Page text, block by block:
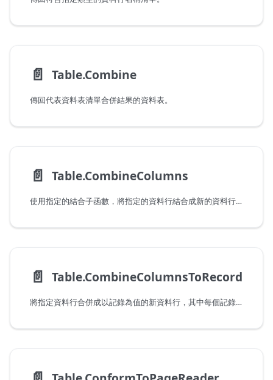
📄️ Table.Combine
傳回代表資料表清單合併結果的資料表。
📄️ Table.CombineColumns
使用指定的結合子函數，將指定的資料行結合成新的資料行。
📄️ Table.CombineColumnsToRecord
將指定資料行合併成以記錄為值的新資料行，其中每個記錄的欄位名稱與值都對應到合併資料行的資料行名稱與值。